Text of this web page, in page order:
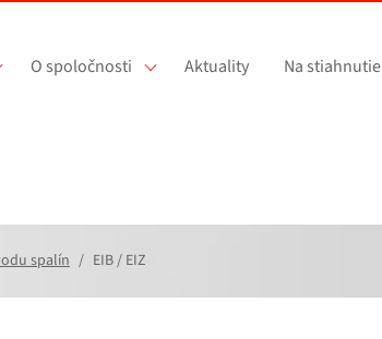
O spoločnosti Aktuality Na stiahnutie
spalín EIB / EIZ